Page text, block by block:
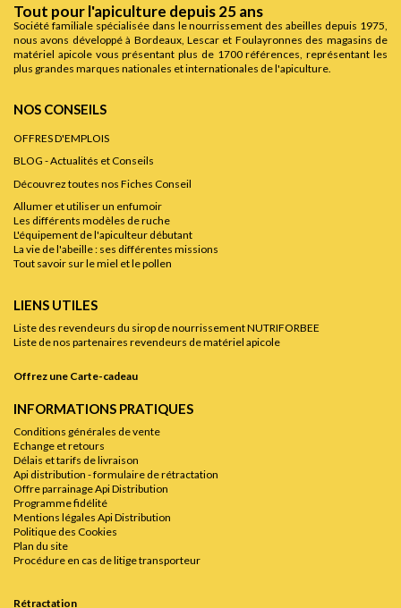
Tout pour l'apiculture depuis 25 ans
Société familiale spécialisée dans le nourrissement des abeilles depuis 1975,
nous avons développé à Bordeaux, Lescar et Foulayronnes des magasins de
matériel apicole vous présentant plus de 1700 références, représentant les
plus grandes marques nationales et internationales de l'apiculture.
NOS CONSEILS
OFFRES D'EMPLOIS
BLOG - Actualités et Conseils
Découvrez toutes nos Fiches Conseil
Allumer et utiliser un enfumoir
Les différents modèles de ruche
L'équipement de l'apiculteur débutant
La vie de l'abeille : ses différentes missions
Tout savoir sur le miel et le pollen
LIENS UTILES
Liste des revendeurs du sirop de nourrissement NUTRIFORBEE
Liste de nos partenaires revendeurs de matériel apicole
Offrez une Carte-cadeau
INFORMATIONS PRATIQUES
Conditions générales de vente
Echange et retours
Délais et tarifs de livraison
Api distribution - formulaire de rétractation
Offre parrainage Api Distribution
Programme fidélité
Mentions légales Api Distribution
Politique des Cookies
Plan du site
Procédure en cas de litige transporteur
Rétractation